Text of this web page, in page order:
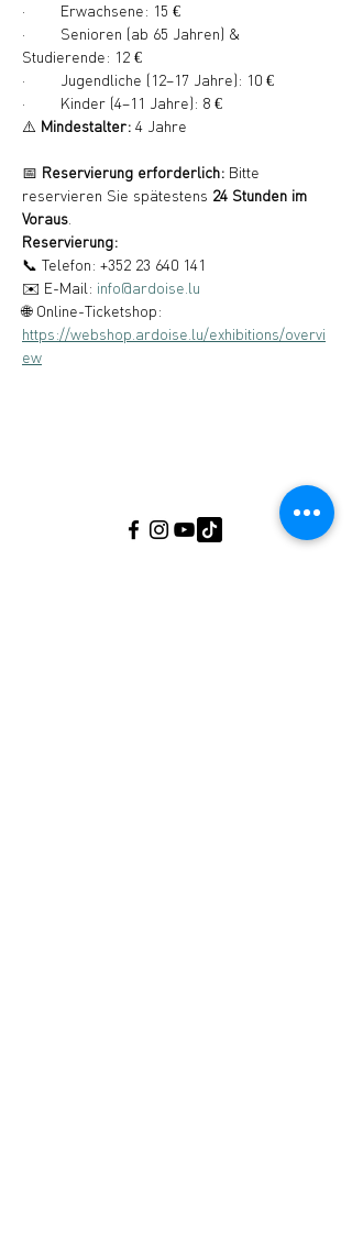
·        Erwachsene: 15 €
·        Senioren (ab 65 Jahren) &
Studierende: 12 €
·        Jugendliche (12–17 Jahre): 10 €
·        Kinder (4–11 Jahre): 8 €
⚠️ Mindestalter: 4 Jahre
📅 Reservierung erforderlich: Bitte
reservieren Sie spätestens 24 Stunden im
Voraus
Reservierung:
📞 Telefon: +352 23 640 141
✉️ E-Mail: info@ardoise.lu
🌐 Online-Ticketshop:
https://webshop.ardoise.lu/exhibitions/overvi
ew